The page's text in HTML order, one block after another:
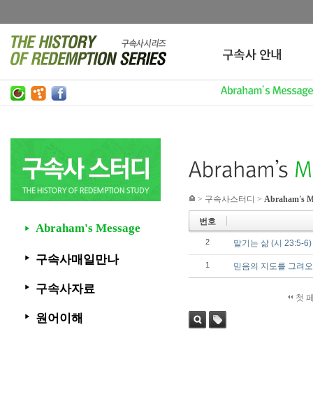
> 구속사스터디 > Abraham's
▶ Abraham's Message
▶ 구속사매일만나
▶ 구속사자료
▶ 원어이해
번호
2 맡기는 삶 (시 23:5-6)
1 믿음의 지도를 그려
첫